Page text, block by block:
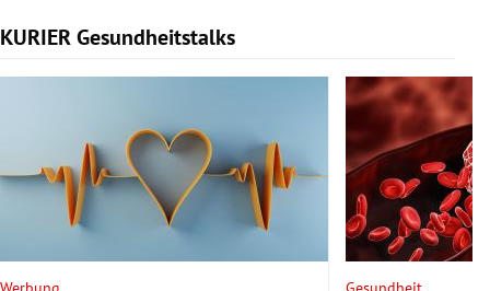
KURIER Gesundheitstalks
Slide 1 von 7